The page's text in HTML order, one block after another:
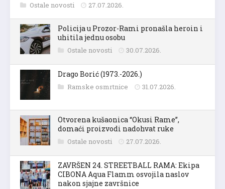
Ostale novosti 27.07.2026.
Policija u Prozor-Rami pronašla heroin i
uhitila jednu osobu
Ostale novosti 30.07.2026.
Drago Borić (1973.-2026.)
Ramske osmrtnice 31.07.2026.
Otvorena kušaonica “Okusi Rame”,
domaći proizvodi nadohvat ruke
Ostale novosti 27.07.2026.
ZAVRŠEN 24. STREETBALL RAMA: Ekipa
CIBONA Aqua Flamm osvojila naslov
nakon sjajne završnice